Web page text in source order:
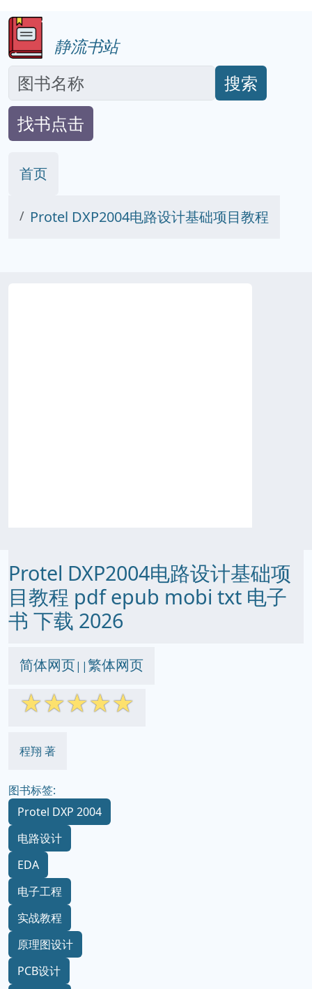
静流书站
搜索
找书点击
首页
Protel DXP2004电路设计基础项目教程
Protel DXP2004电路设计基础项
目教程 pdf epub mobi txt 电子
书 下载 2026
简体网页||繁体网页
☆☆☆☆☆
程翔 著
图书标签:
Protel DXP 2004
电路设计
EDA
电子工程
实战教程
原理图设计
PCB设计